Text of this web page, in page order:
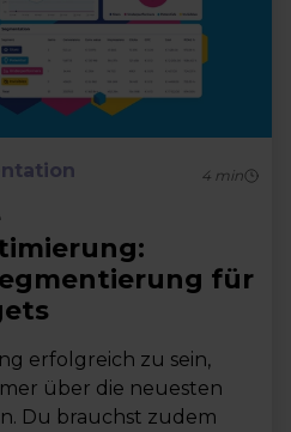
4min
für
erfolgreich zu sein,
über die neuesten
Du brauchst zudem